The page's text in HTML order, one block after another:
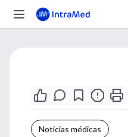
Noticias médicas